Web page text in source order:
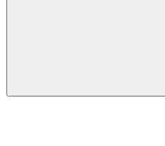
Buscar